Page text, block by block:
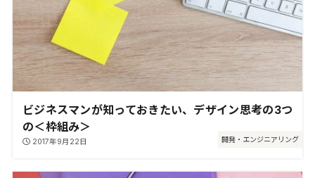
開発・エンジニアリング
ビジネスマンが知っておきたい、デザイン思考の3つ
の＜枠組み＞
2017年9月22日